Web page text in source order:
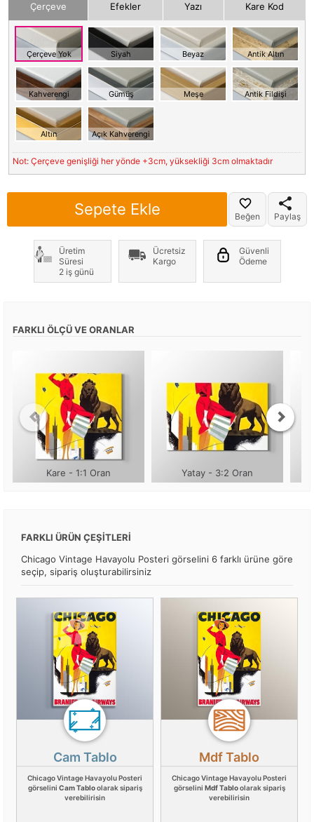
Çerçeve Efekler Yazı Kare Kod
Çerçeve Yok Siyah Beyaz Antik Altın
Kahverengi Gümüş Meşe Antik Fildişi
Altın Açık Kahverengi
Not: Çerçeve genişliği her yönde +3cm, yüksekliği 3cm olmaktadır
Sepete Ekle Beğen Paylaş
Üretim
Süresi
2 iş günü
Ücretsiz
Kargo
Güvenli
Ödeme
FARKLI ÖLÇÜ VE ORANLAR
Kare - 1:1 Oran Yatay - 3:2 Oran
FARKLI ÜRÜN ÇEŞİTLERİ
Chicago Vintage Havayolu Posteri görselini 6 farklı ürüne göre
seçip, sipariş oluşturabilirsiniz
Cam Tablo
Chicago Vintage Havayolu Posteri
görselini Cam Tabloolarak sipariş
verebilirisin
Mdf Tablo
Chicago Vintage Havayolu Posteri
görselini Mdf Tabloolarak sipariş
verebilirisin